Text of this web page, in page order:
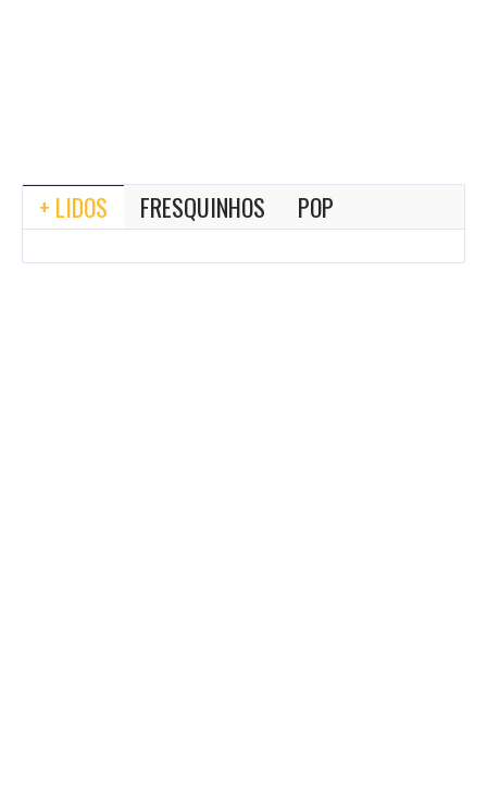
+ LIDOS FRESQUINHOS POP